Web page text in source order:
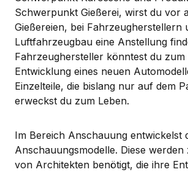
Schwerpunkt Gießerei, wirst du vor
Gießereien, bei Fahrzeugherstellern
Luftfahrzeugbau eine Anstellung
Fahrzeughersteller könntest du zum
Entwicklung eines neuen
Einzelteile, die bislang nur auf dem
erweckst du zum Leben.
Im Bereich Anschauung entwickelst
Anschauungsmodelle. Diese werden
von Architekten benötigt, die ihre